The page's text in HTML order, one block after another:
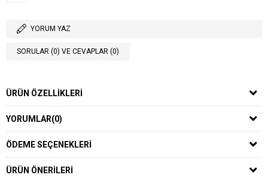
YORUM YAZ
SORULAR (0) VE CEVAPLAR (0)
ÜRÜN ÖZELLIKLERI
YORUMLAR(0)
ÖDEME SEÇENEKLERI
ÜRÜN ÖNERILERI